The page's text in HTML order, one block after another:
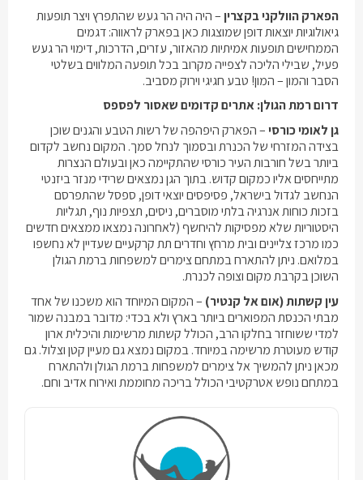
הפארק הוולקני בקצרין– היה היה הר געש שהתפרץ ויצר תופעות
גיאולוגיות יוצאות דופן שמוצגות כאן בפארק לראווה: דגמים
הממחישים תופעות אמיתיות מהאזור, עזרים, הדרכות, דימוי הר געש
פעיל, שבילי הליכה לצפייה מקרוב בכל תופעה המלווים בשלטי
הסבר והמון – המון! טבע חגיגי וירוק מסביב.
דרום רמת הגולן: אתרים קדומים שאסור לפספס
גן לאומי כורסי– הפארק היפהפה של רשות הטבע והגנים שוכן
בצידה המזרחי של הכנרת ובסמוך לנחל סמך. המקום נחשב לקדום
ביותר בשל חורבות העיר כורסי שהתקיימה כאן ובעולם הנצרות
מתייחסים אליו כמקום קדוש. בתוך הגן נמצאים שרידי מנזר ביזנטי
הנחשב לגדול בישראל, פסיפסים יוצאי דופן, ספסל שהתפרסם
בזכות כוחות אנרגיה בלתי מוסברים, ניסים, תצפיות נוף, תגליות
היסטוריות שלא מפסיקות להיחשף (לאחרונה נמצאו ממצאים חדשים
כמו מרכז צליינים ובית מרחץ וחדרים תת קרקעיים שעדיין לא נחשפו
במלואם. ניתן להתארח במתחםצימרים למשפחות ברמת הגולן
השוכן בקרבת מקום וצופה לכנרת.
עין קשתות (אום אל קנטיר) – המקום המיוחד הוא משכנו של אחד
מבתי הכנסת המפוארים ביותר בארץ ולא בכדי: מדובר במבנה שמור
למדי ששוחזר בחלקו הרב, הכולל קשתות מרשימות והיכלית ארון
קודש מעוטרת מרשימה במיוחד. במקום נמצא גם מעיין קטן וצלול. גם
מכאן ניתן להמשיך אלצימרים למשפחות ברמת הגולןולהתארח
במתחם נופש אטרקטיבי הכולל בריכה מחוממת ואירוח אדיב וחם.